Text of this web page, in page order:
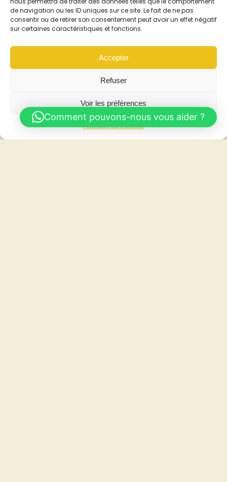
de navigation ou les ID uniques sur ce site. Le fait de ne pas
consentir ou de retirer son consentement peut avoir un effet négatif
sur certaines caractéristiques et fonctions.
Accepter
Refuser
Voir les préférences
Politique de cookies
Comment pouvons-nous vous aider ?